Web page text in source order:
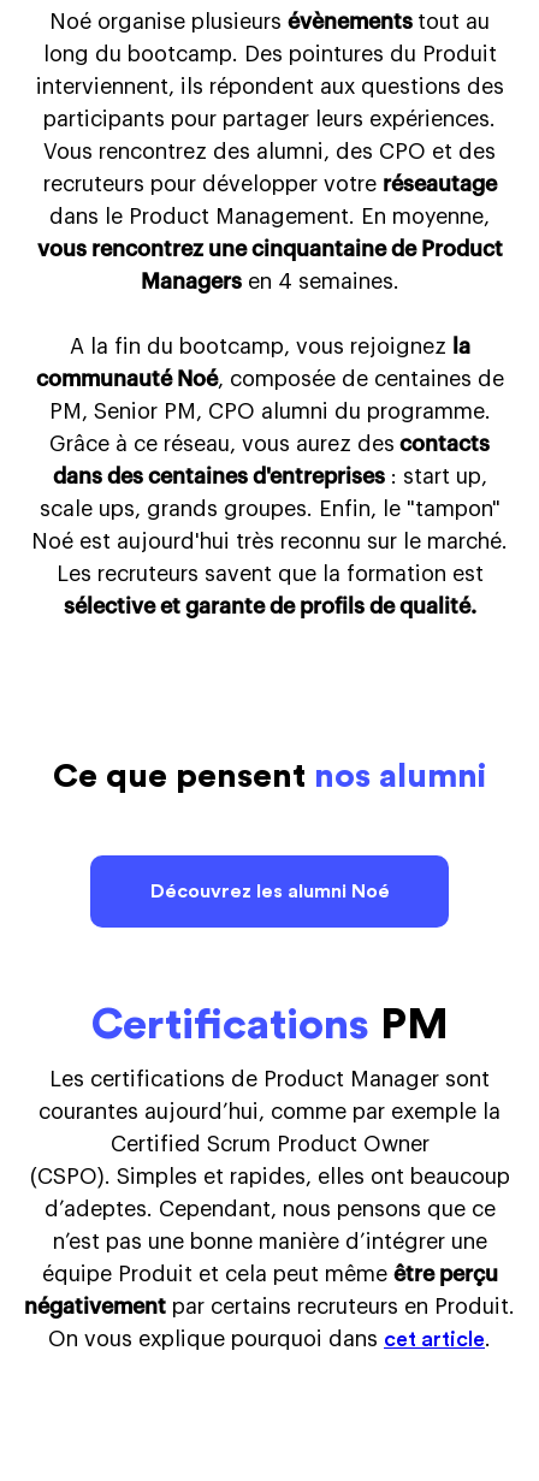
Noé organise plusieurs évènements tout au
long du bootcamp. Des pointures du Produit
interviennent, ils répondent aux questions des
participants pour partager leurs expériences.
Vous rencontrez des alumni, des CPO et des
recruteurs pour développer votre réseautage
dans le Product Management. En moyenne,
vous rencontrez une cinquantaine de Product
Managersen 4 semaines.
A la fin du bootcamp, vous rejoignez
la
communauté Noé, composée de centaines de
PM, Senior PM, CPO alumni du programme.
Grâce à ce réseau, vous aurez des contacts
dans des centaines d'entreprises: start up,
scale ups, grands groupes. Enfin, le "tampon"
Noé est aujourd'hui très reconnu sur le marché.
Les recruteurs savent que la formation est
sélective et garante de profils de qualité.
Ce que pensent nos alumni
Découvrez les alumni Noé
Certifications PM
Les certifications de Product Manager sont
courantes aujourd’hui, comme par exemple la
Certified Scrum Product Owner
(CSPO). Simples et rapides, elles ont beaucoup
d’adeptes. Cependant, nous pensons que ce
n’est pas une bonne manière d’intégrer une
équipe Produit et cela peut même être perçu
négativement par certains recruteurs en Produit.
On vous explique pourquoi dans cet article.